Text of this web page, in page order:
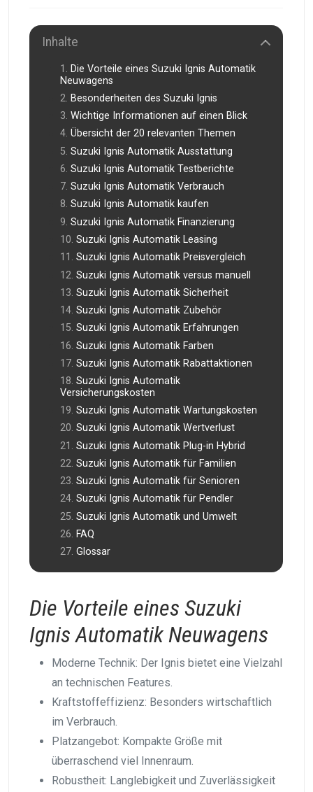
Inhalte
Die Vorteile eines Suzuki Ignis Automatik
Neuwagens
Besonderheiten des Suzuki Ignis
Wichtige Informationen auf einen Blick
Übersicht der 20 relevanten Themen
Suzuki Ignis Automatik Ausstattung
Suzuki Ignis Automatik Testberichte
Suzuki Ignis Automatik Verbrauch
Suzuki Ignis Automatik kaufen
Suzuki Ignis Automatik Finanzierung
Suzuki Ignis Automatik Leasing
Suzuki Ignis Automatik Preisvergleich
Suzuki Ignis Automatik versus manuell
Suzuki Ignis Automatik Sicherheit
Suzuki Ignis Automatik Zubehör
Suzuki Ignis Automatik Erfahrungen
Suzuki Ignis Automatik Farben
Suzuki Ignis Automatik Rabattaktionen
Suzuki Ignis Automatik
Versicherungskosten
Suzuki Ignis Automatik Wartungskosten
Suzuki Ignis Automatik Wertverlust
Suzuki Ignis Automatik Plug-in Hybrid
Suzuki Ignis Automatik für Familien
Suzuki Ignis Automatik für Senioren
Suzuki Ignis Automatik für Pendler
Suzuki Ignis Automatik und Umwelt
FAQ
Glossar
Die Vorteile eines Suzuki
Ignis Automatik Neuwagens
Moderne Technik: Der Ignis bietet eine Vielzahl
an technischen Features.
Kraftstoffeffizienz: Besonders wirtschaftlich
im Verbrauch.
Platzangebot: Kompakte Größe mit
überraschend viel Innenraum.
Robustheit: Langlebigkeit und Zuverlässigkeit